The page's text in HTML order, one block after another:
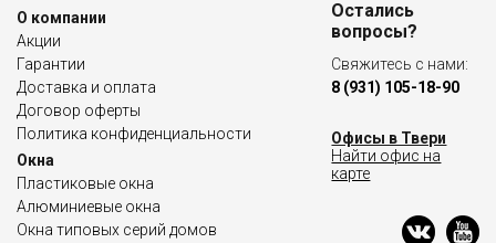
О компании
Акции
Гарантии
Доставка и оплата
Договор оферты
Политика конфиденциальности
Окна
Пластиковые окна
Алюминиевые окна
Окна типовых серий домов
Остались
вопросы?
Свяжитесь с нами:
8 (931) 105-18-90
Офисы в Твери
Найти офис на
карте